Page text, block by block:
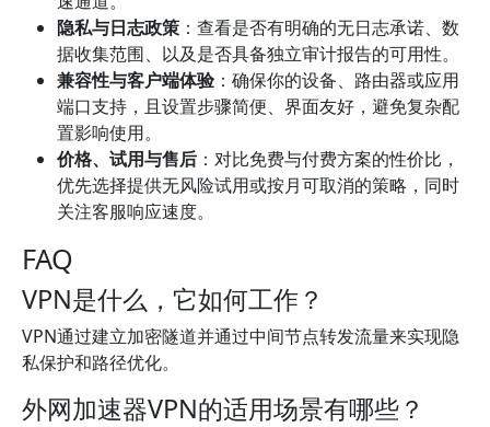
隐私与日志政策 ：查看是否有明确的无日志承诺、数
据收集范围、以及是否具备独立审计报告的可用性。
兼容性与客户端体验：确保你的设备、路由器或应用
端口支持，且设置步骤简便、界面友好，避免复杂配
置影响使用。
价格、试用与售后 ：对比免费与付费方案的性价比，
优先选择提供无风险试用或按月可取消的策略，同时
关注客服响应速度。
FAQ
VPN是什么，它如何工作？
VPN通过建立加密隧道并通过中间节点转发流量来实现隐
私保护和路径优化。
外网加速器VPN的适用场景有哪些？